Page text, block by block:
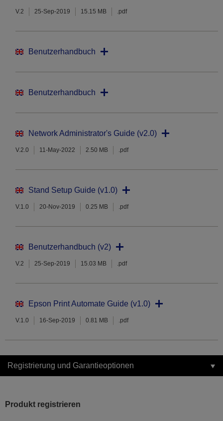
V.2 25-Sep-2019 15.15 MB .pdf
Benutzerhandbuch
Benutzerhandbuch
Network Administrator's Guide (v2.0)
V.2.0 11-May-2022 2.50 MB .pdf
Stand Setup Guide (v1.0)
V.1.0 20-Nov-2019 0.25 MB .pdf
Benutzerhandbuch (v2)
V.2 25-Sep-2019 15.03 MB .pdf
Epson Print Automate Guide (v1.0)
V.1.0 16-Sep-2019 0.81 MB .pdf
Registrierung und Garantieoptionen
Produkt registrieren